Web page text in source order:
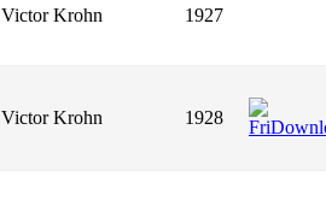
Victor Krohn 1927
Victor Krohn 1928